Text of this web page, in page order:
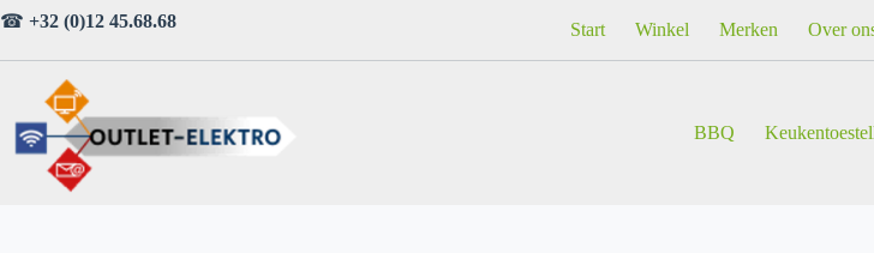
Ga
naar
☎ +32 (0)12 45.68.68 Start Winkel Merken Over
BBQ